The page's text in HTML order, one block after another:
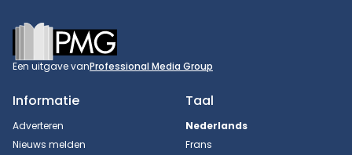
Footer
Een uitgave vanProfessional Media Group
Informatie
Adverteren
Nieuws melden
Taal
Nederlands
Frans